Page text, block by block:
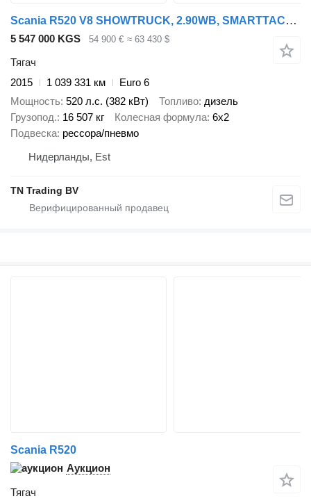
Scania R520 V8 SHOWTRUCK, 2.90WB, SMARTTACHO, RETARDER, LEER
5 547 000 KGS 54 900 € ≈ 63 430 $
Тягач
2015
1 039 331 км
Euro 6
Мощность 520 л.с. (382 кВт) Топливо дизель
Грузопод. 16 507 кг Колесная формула 6x2
Подвеска рессора/пневмо
Нидерланды, Est
TN Trading BV
Scania R520
Аукцион
Тягач